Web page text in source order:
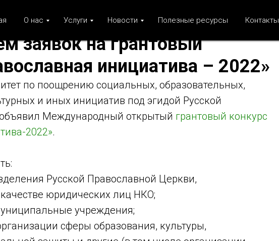
О нас Услуги Новости Полезные ресурсы Контакты
заявок на грантовый
инициатива – 2022»
по поощрению социальных, образовательных,
и иных инициатив под эгидой Русской
Международный открытый грантовый конкурс
2022».
Русской Православной Церкви,
юридических лиц НКО;
учреждения;
сферы образования, культуры,